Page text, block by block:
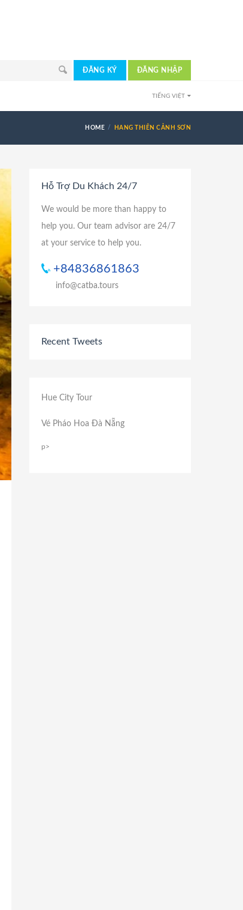
ĐĂNG KÝ ĐĂNG NHẬP
TIẾNG VIỆT
HOME HANG THIÊN CẢNH SƠN
Hỗ Trợ Du Khách 24/7
We would be more than happy to
help you. Our team advisor are 24/7
at your service to help you.
+84836861863
info@catba.tours
Recent Tweets
Hue City Tour
Vé Pháo Hoa Đà Nẵng
p>